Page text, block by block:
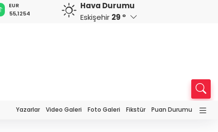
GBP
64,3468
CHF
59,0083
CAD
34,1883
Hava Durumu
Eskişehir 29 °
Yazarlar Video Galeri Foto Galeri Fikstür Puan Durumu